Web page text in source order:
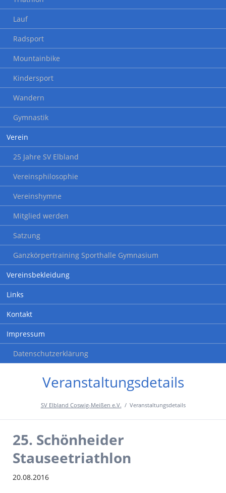
Lauf
Radsport
Mountainbike
Kindersport
Wandern
Gymnastik
Verein
25 Jahre SV Elbland
Vereinsphilosophie
Vereinshymne
Mitglied werden
Satzung
Ganzkörpertraining Sporthalle Gymnasium
Vereinsbekleidung
Links
Kontakt
Impressum
Datenschutzerklärung
Veranstaltungsdetails
SV Elbland Coswig-Meißen e.V. Veranstaltungsdetails
25. Schönheider
Stauseetriathlon
20.08.2016